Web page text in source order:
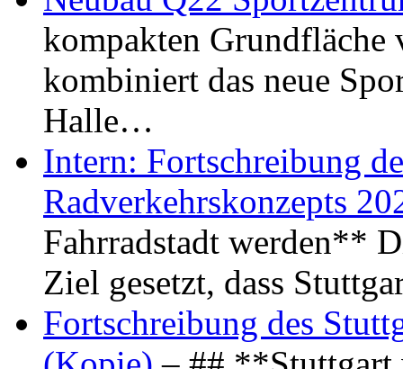
kompakten Grundfläche
kombiniert das neue
Halle…
Intern: Fortschreibung
Radverkehrskonzepts
Fahrradstadt werden**
Ziel gesetzt, dass
Fortschreibung des